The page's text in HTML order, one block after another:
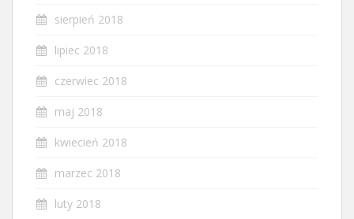
sierpień 2018
lipiec 2018
czerwiec 2018
maj 2018
kwiecień 2018
marzec 2018
luty 2018